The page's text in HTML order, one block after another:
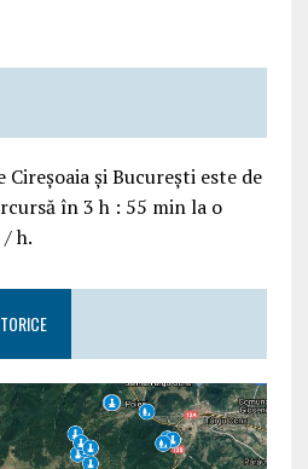
și București este de
în 3 h : 55 min la o
/ h.